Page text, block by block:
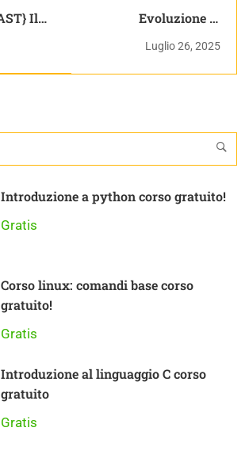
Evoluzione di
15 giorni con
prestashop vol. 3 –
Luglio 26, 2025
Introduzione a python corso gratuito!
Gratis
Corso linux: comandi base corso
gratuito!
Gratis
Introduzione al linguaggio C corso
gratuito
Gratis